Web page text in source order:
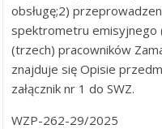
obsługę;2)
spektrometru emisyjnego
(trzech) pracowników
znajduje się Opisie
załącznik nr 1 do SWZ.
WZP-262-29/2025